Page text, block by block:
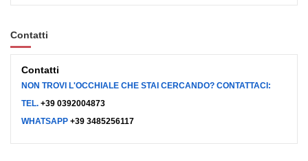
Contatti
Contatti
NON TROVI L'OCCHIALE CHE STAI CERCANDO? CONTATTACI:
TEL. +39 0392004873
WHATSAPP +39 3485256117